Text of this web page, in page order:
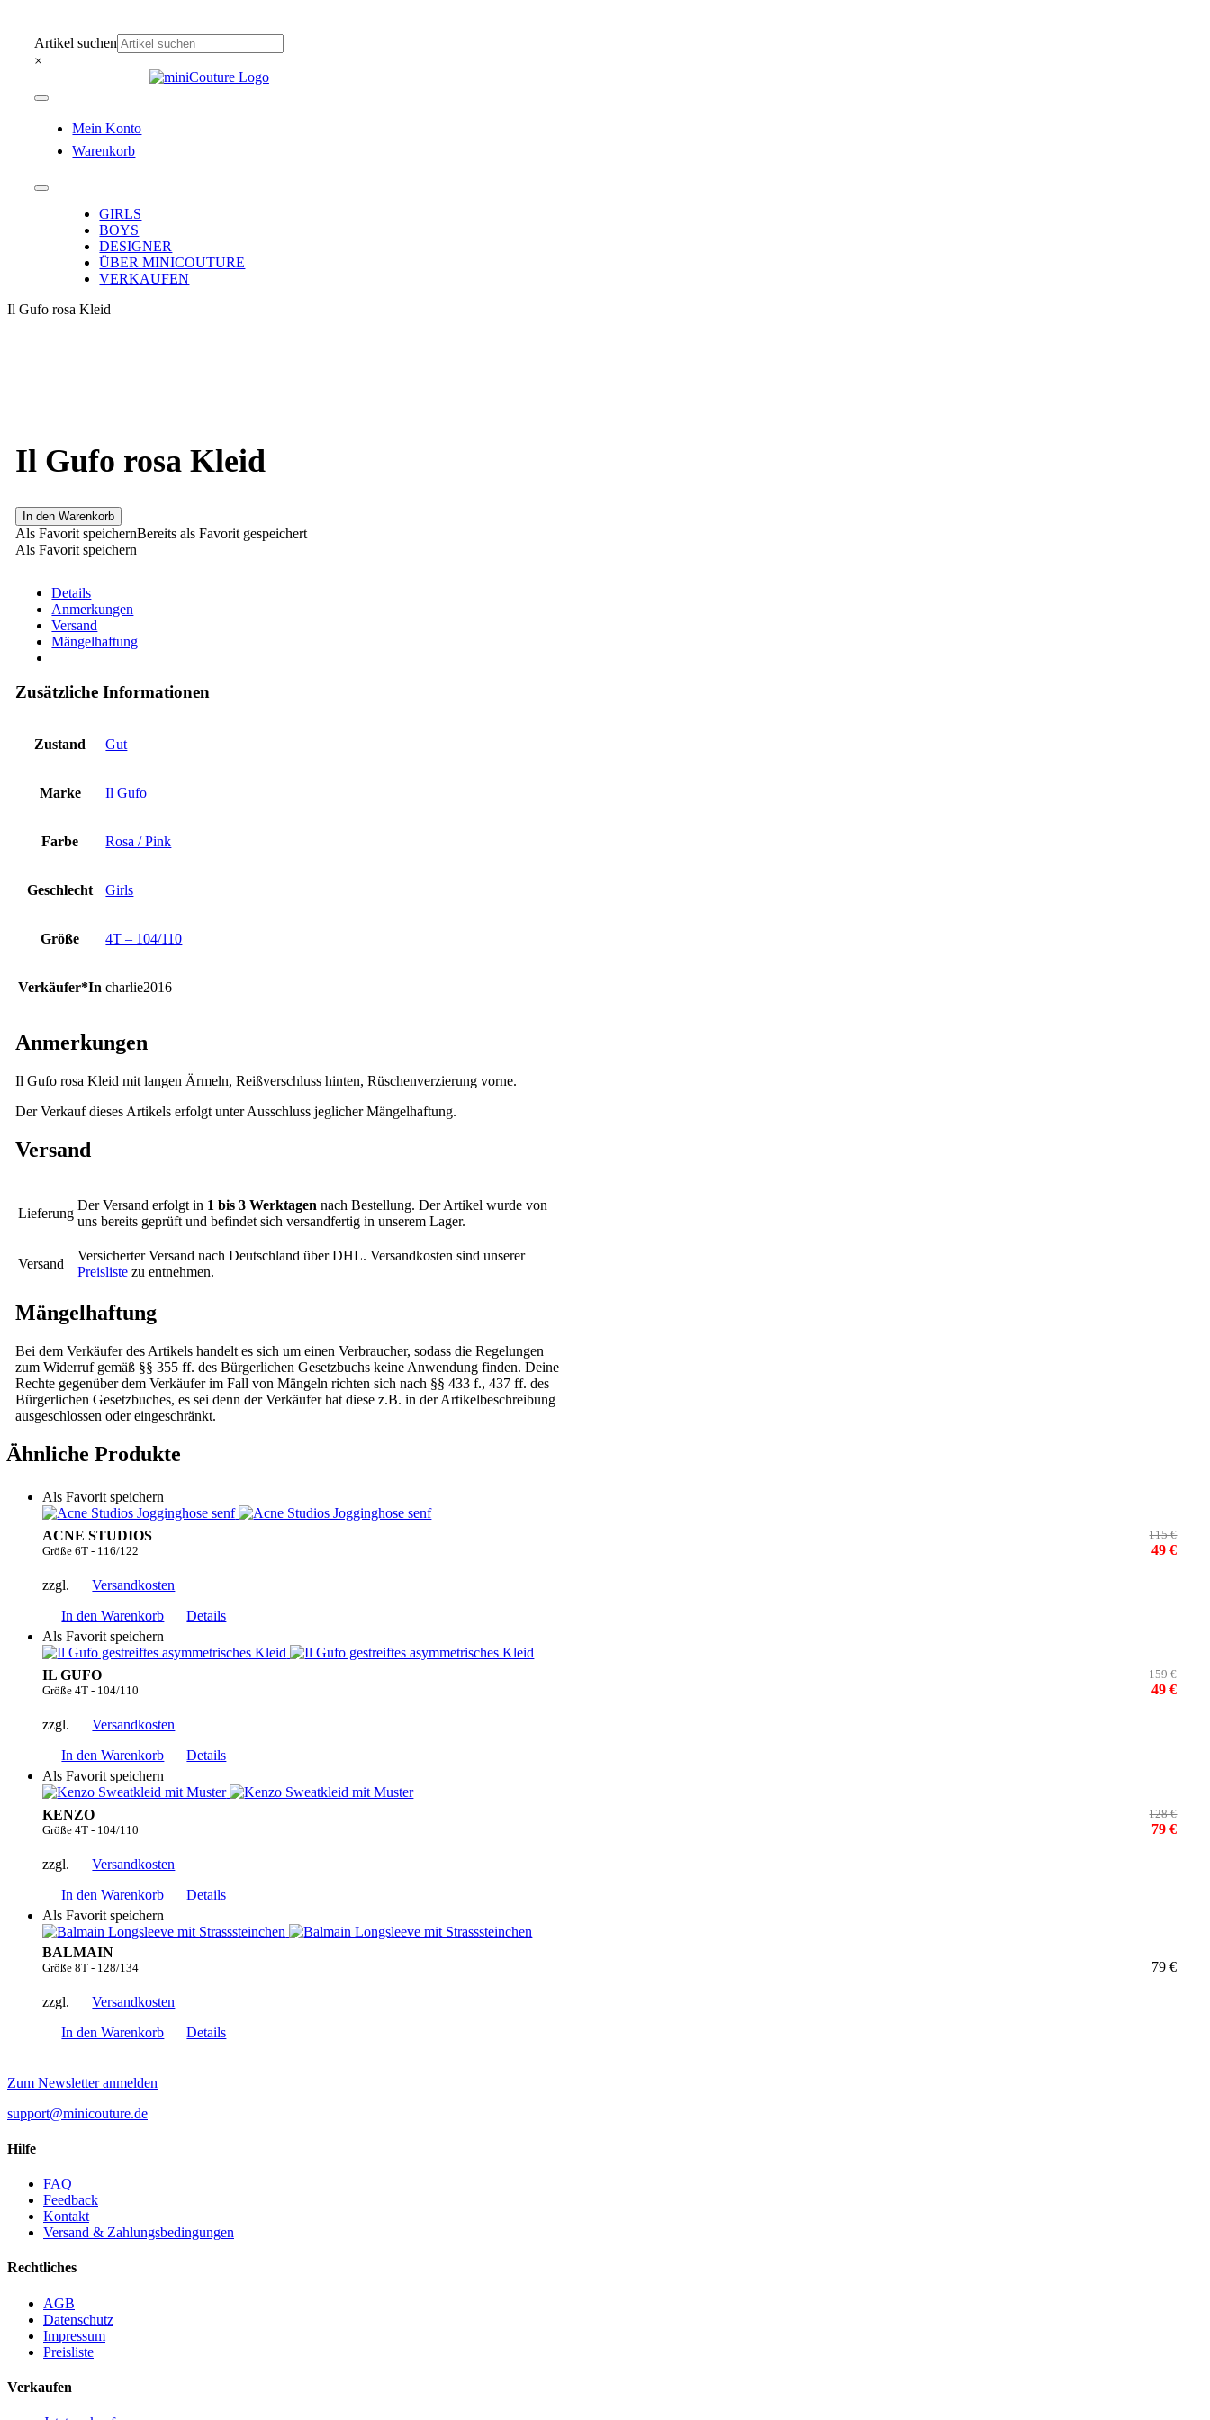
springenArtikel suchen
×
Toggle
Mein Konto
Warenkorb
Toggle
GIRLS
BOYS
DESIGNER
ÜBER MINICOUTURE
VERKAUFEN
Il Gufo rosa Kleid
Il Gufo rosa Kleid
In den Warenkorb
Als Favorit speichernBereits als Favorit gespeichert
Als Favorit speichern
Details
Anmerkungen
Versand
Mängelhaftung
Zusätzliche Informationen
Zustand Gut
Marke Il Gufo
Farbe Rosa / Pink
Geschlecht Girls
Größe 4T – 104/110
Verkäufer*In charlie2016
Anmerkungen
Il Gufo rosa Kleid mit langen Ärmeln, Reißverschluss hinten, Rüschenverzierung vorne.
Der Verkauf dieses Artikels erfolgt unter Ausschluss jeglicher Mängelhaftung.
Versand
Lieferung
Der Versand erfolgt in 1 bis 3 Werktagen nach Bestellung. Der Artikel wurde von
uns bereits geprüft und befindet sich versandfertig in unserem Lager.
Versand
Versicherter Versand nach Deutschland über DHL. Versandkosten sind unserer
Preisliste zu entnehmen.
Mängelhaftung
Bei dem Verkäufer des Artikels handelt es sich um einen Verbraucher, sodass die Regelungen
zum Widerruf gemäß §§ 355 ff. des Bürgerlichen Gesetzbuchs keine Anwendung finden. Deine
Rechte gegenüber dem Verkäufer im Fall von Mängeln richten sich nach §§ 433 f., 437 ff. des
Bürgerlichen Gesetzbuches, es sei denn der Verkäufer hat diese z.B. in der Artikelbeschreibung
ausgeschlossen oder eingeschränkt.
Ähnliche Produkte
Als Favorit speichern
ACNE STUDIOS
Größe 6T - 116/122
115 €
49 €
zzgl.
Versandkosten
In den Warenkorb
Details
Als Favorit speichern
IL GUFO
Größe 4T - 104/110
159 €
49 €
zzgl.
Versandkosten
In den Warenkorb
Details
Als Favorit speichern
KENZO
Größe 4T - 104/110
128 €
79 €
zzgl.
Versandkosten
In den Warenkorb
Details
Als Favorit speichern
BALMAIN
Größe 8T - 128/134 79 €
zzgl.
Versandkosten
In den Warenkorb
Details
Zum Newsletter anmelden
support@minicouture.de
Hilfe
FAQ
Feedback
Kontakt
Versand & Zahlungsbedingungen
Rechtliches
AGB
Datenschutz
Impressum
Preisliste
Verkaufen